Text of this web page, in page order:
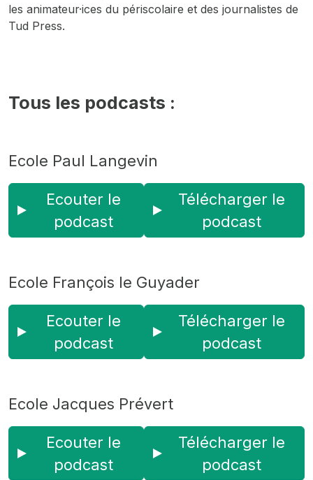
les animateur·ices du périscolaire et des journalistes de
Tud Press.
Tous les podcasts :
Ecole Paul Langevin
Ecouter le
podcast
Télécharger le
podcast
Ecole François le Guyader
Ecouter le
podcast
Télécharger le
podcast
Ecole Jacques Prévert
Ecouter le
podcast
Télécharger le
podcast